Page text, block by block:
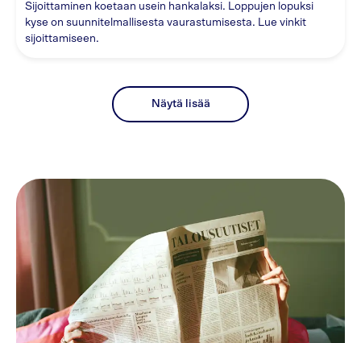
Sijoittaminen koetaan usein hankalaksi. Loppujen lopuksi
kyse on suunnitelmallisesta vaurastumisesta. Lue vinkit
sijoittamiseen.
Näytä lisää